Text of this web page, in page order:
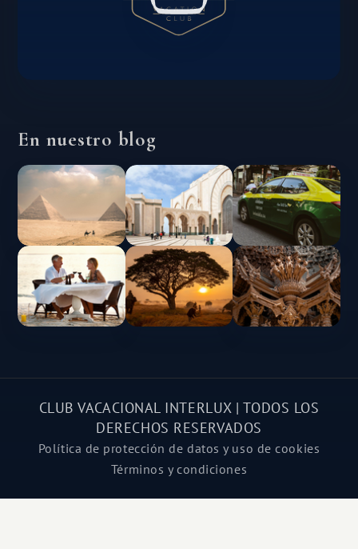
En nuestro blog
CLUB VACACIONAL INTERLUX | TODOS LOS
DERECHOS RESERVADOS
Política de protección de datos y uso de cookies
Términos y condiciones